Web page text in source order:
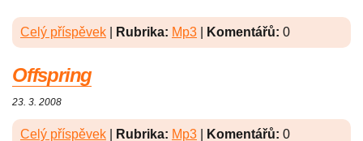
Celý příspěvek Rubrika: Mp3 Komentářů: 0
Offspring
23. 3. 2008
Celý příspěvek Rubrika: Mp3 Komentářů: 0